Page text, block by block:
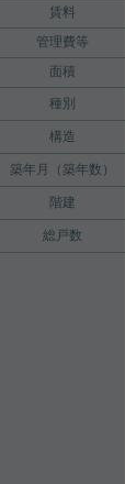
賃料
管理費等
面積
種別
構造
築年月（築年数）
階建
総戸数